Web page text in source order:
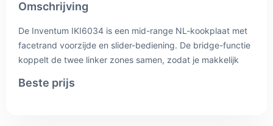
Omschrijving
De Inventum IKI6034 is een mid-range NL-kookplaat met
facetrand voorzijde en slider-bediening. De bridge-functie
koppelt de twee linker zones samen, zodat je makkelijk
voor visgerechten of een grote braadpan. Elke zone heeft
Beste prijs